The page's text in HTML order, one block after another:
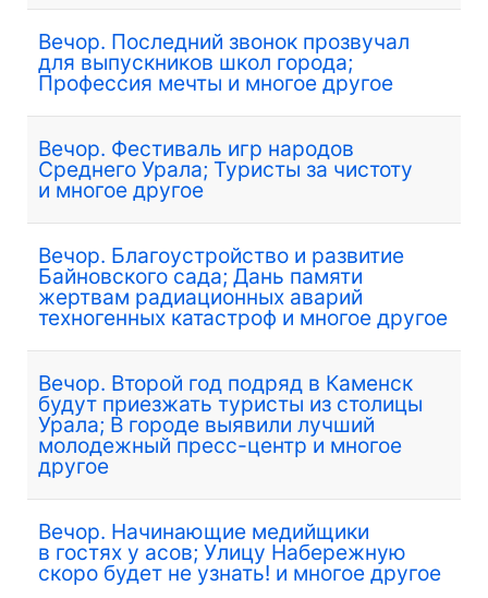
Вечор. Последний звонок прозвучал
для выпускников школ города;
Профессия мечты и многое другое
Вечор. Фестиваль игр народов
Среднего Урала; Туристы за чистоту
и многое другое
Вечор. Благоустройство и развитие
Байновского сада; Дань памяти
жертвам радиационных аварий
техногенных катастроф и многое другое
Вечор. Второй год подряд в Каменск
будут приезжать туристы из столицы
Урала; В городе выявили лучший
молодежный пресс-центр и многое
другое
Вечор. Начинающие медийщики
в гостях у асов; Улицу Набережную
скоро будет не узнать! и многое другое